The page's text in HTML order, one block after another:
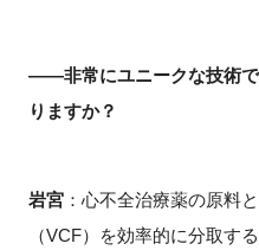
――非常にユニークな技術
りますか？
岩宮：心不全治療薬の原料
（VCF）を効率的に分取す